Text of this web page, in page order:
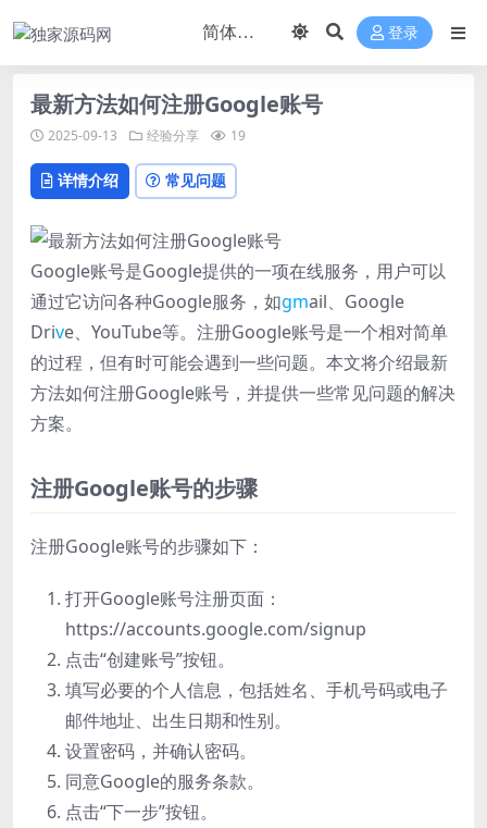
登录
最新方法如何注册Google账号
2025-09-13 经验分享 19
详情介绍 常见问题
Google账号是Google提供的一项在线服务，用户可以
通过它访问各种Google服务，如gmail、Google
Drive、YouTube等。注册Google账号是一个相对简单
的过程，但有时可能会遇到一些问题。本文将介绍最新
方法如何注册Google账号，并提供一些常见问题的解决
方案。
注册Google账号的步骤
注册Google账号的步骤如下：
打开Google账号注册页面：
https://accounts.google.com/signup
点击“创建账号”按钮。
填写必要的个人信息，包括姓名、手机号码或电子
邮件地址、出生日期和性别。
设置密码，并确认密码。
同意Google的服务条款。
点击“下一步”按钮。